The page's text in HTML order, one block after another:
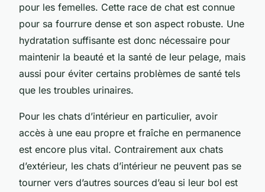
pour les femelles. Cette race de chat est connue
pour sa fourrure dense et son aspect robuste. Une
hydratation suffisante est donc nécessaire pour
maintenir la beauté et la santé de leur pelage, mais
aussi pour éviter certains problèmes de santé tels
que les troubles urinaires.
Pour les chats d’intérieur en particulier, avoir
accès à une eau propre et fraîche en permanence
est encore plus vital. Contrairement aux chats
d’extérieur, les chats d’intérieur ne peuvent pas se
tourner vers d’autres sources d’eau si leur bol est